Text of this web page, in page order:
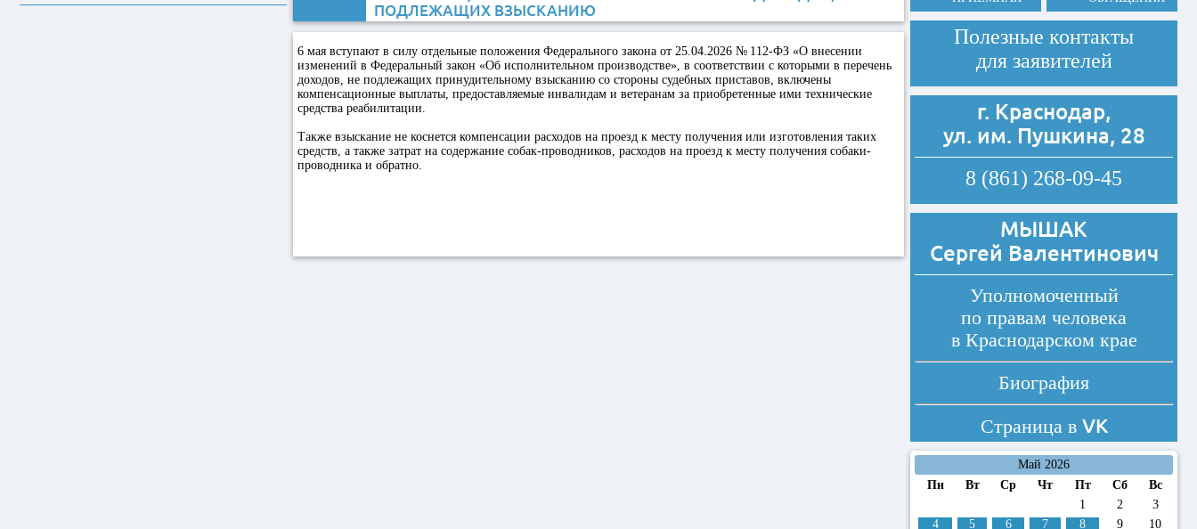
ПОДЛЕЖАЩИХ ВЗЫСКАНИЮ
6 мая вступают в силу отдельные положения Федерального закона от 25.04.2026 № 112-ФЗ «О внесении
изменений в Федеральный закон «Об исполнительном производстве», в соответствии с которыми в перечень
доходов, не подлежащих принудительному взысканию со стороны судебных приставов, включены
компенсационные выплаты, предоставляемые инвалидам и ветеранам за приобретенные ими технические
средства реабилитации.
Также взыскание не коснется компенсации расходов на проезд к месту получения или изготовления таких
средств, а также затрат на содержание собак-проводников, расходов на проезд к месту получения собаки-
проводника и обратно.
Полезные контакты
для заявителей
г. Краснодар,
ул. им. Пушкина, 28
8 (861) 268-09-45
МЫШАК
Сергей Валентинович
Уполномоченный
по правам человека
в Краснодарском крае
Биография
Страница в VK
Май 2026
Пн
Вт Ср Чт Пт Сб
Вс
1
2
3
4
5 6 7 8 9 10